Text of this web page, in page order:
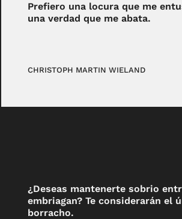
Prefiero una locura que me
una verdad que me abata.
CHRISTOPH MARTIN WIELAND
¿Deseas mantenerte sobrio
embriagan? Te considerarán el
borracho.